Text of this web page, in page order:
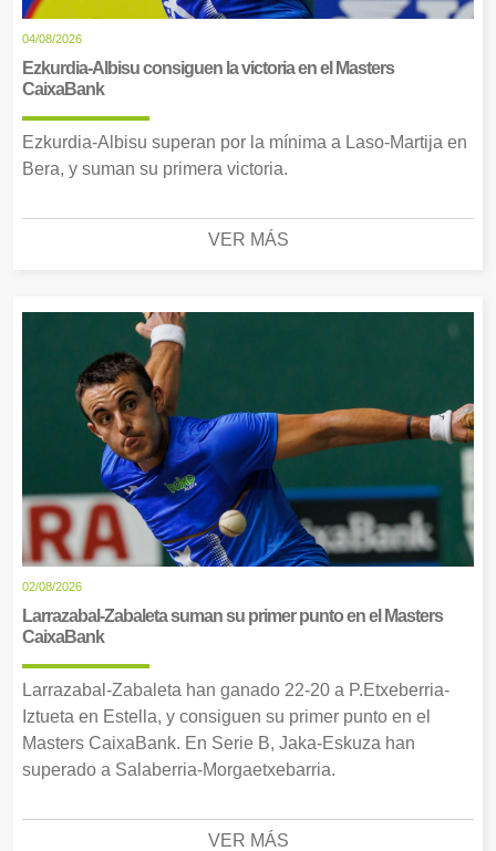
04/08/2026
Ezkurdia-Albisu consiguen la victoria en el Masters
CaixaBank
Ezkurdia-Albisu superan por la mínima a Laso-Martija en
Bera, y suman su primera victoria.
VER MÁS
02/08/2026
Larrazabal-Zabaleta suman su primer punto en el Masters
CaixaBank
Larrazabal-Zabaleta han ganado 22-20 a P.Etxeberria-
Iztueta en Estella, y consiguen su primer punto en el
Masters CaixaBank. En Serie B, Jaka-Eskuza han
superado a Salaberria-Morgaetxebarria.
VER MÁS